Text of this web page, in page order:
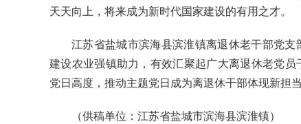
天天向上，将来成为新时代国家建设的有用之才。
江苏省盐城市滨海县滨淮镇离退休老干部党
建设农业强镇助力，有效汇聚起广大离退休老党
党日高度，推动主题党日成为离退休干部体现新担
（供稿单位：江苏省盐城市滨海县滨淮镇）